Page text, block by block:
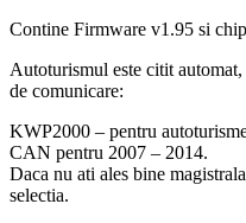
Contine Firmware v1.95 si
Autoturismul este citit
de comunicare:
KWP2000 – pentru
CAN pentru 2007 – 2014.
Daca nu ati ales bine
selectia.